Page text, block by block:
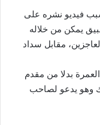
فيديو نشره على
يمكن من خلاله
مقابل سداد
بدلا من مقدم
وهو يدعو لصاحب